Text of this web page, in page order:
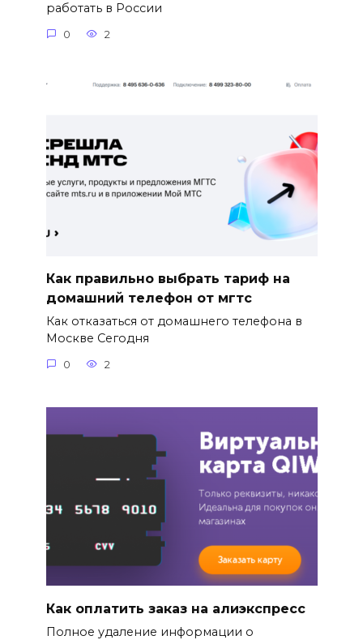
работать в России
0 2
Как правильно выбрать тариф на
домашний телефон от мгтс
Как отказаться от домашнего телефона в
Москве Сегодня
0 2
Как оплатить заказ на алиэкспресс
Полное удаление информации о